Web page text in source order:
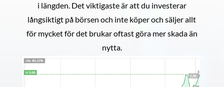
i längden. Det viktigaste är att du investerar
långsiktigt på börsen och inte köper och säljer allt
för mycket för det brukar oftast göra mer skada än
nytta.